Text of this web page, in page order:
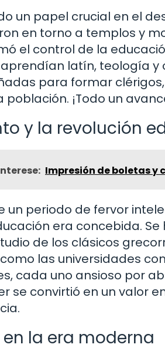
un papel crucial en el
en torno a templos y
el control de la
latín, teología
para formar
población. ¡Todo un
y la revolución
Impresión de boletas y
un periodo de fervor
era concebida. Se
de los clásicos
las universidades
cada uno ansioso por
se convirtió en un valor
la era moderna